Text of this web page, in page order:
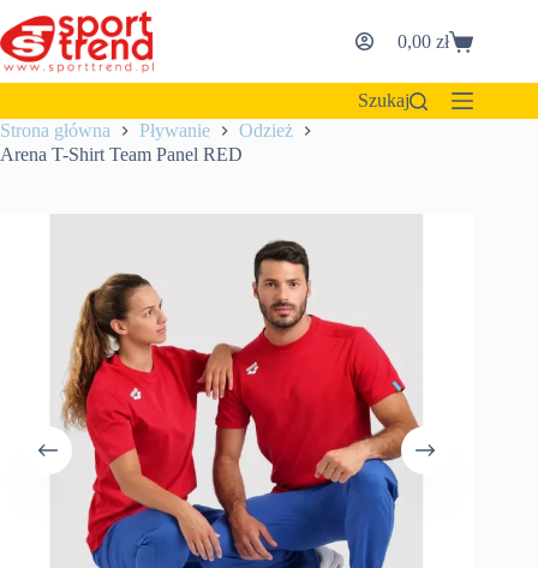
do
treści
Koszyk
0,00zł
Szukaj
Strona główna
Pływanie
Odzież
Arena T-Shirt Team Panel RED